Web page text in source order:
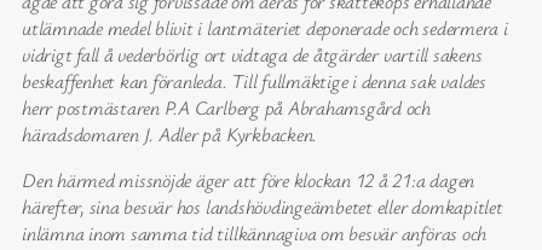
utlämnade medel blivit i lantmäteriet deponerade och sedermera i
vidrigt fall å vederbörlig ort vidtaga de åtgärder vartill sakens
beskaffenhet kan föranleda. Till fullmäktige i denna sak valdes
herr postmästaren P.A Carlberg på Abrahamsgård och
häradsdomaren J. Adler på Kyrkbacken.
Den härmed missnöjde äger att före klockan 12 å 21:a dagen
härefter, sina besvär hos landshövdingeämbetet eller domkapitlet
inlämna inom samma tid tillkännagiva om besvär anföras och